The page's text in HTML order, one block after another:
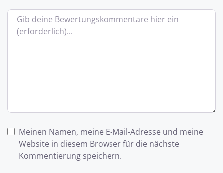
Bewertungstext
Meinen Namen, meine E-Mail-Adresse und meine
Website in diesem Browser für die nächste
Kommentierung speichern.